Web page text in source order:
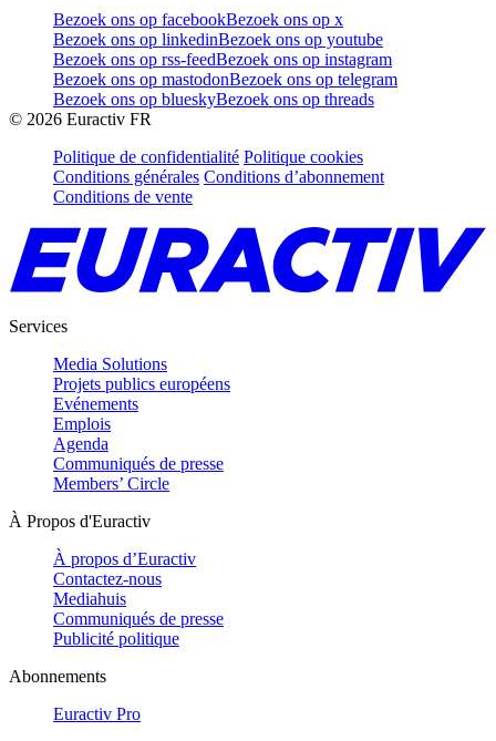
Bezoek ons op facebookBezoek ons op x
Bezoek ons op linkedinBezoek ons op youtube
Bezoek ons op rss-feedBezoek ons op instagram
Bezoek ons op mastodonBezoek ons op telegram
Bezoek ons op blueskyBezoek ons op threads
© 2026 Euractiv FR
Politique de confidentialité Politique cookies
Conditions générales Conditions d’abonnement
Conditions de vente
Services
Media Solutions
Projets publics européens
Evénements
Emplois
Agenda
Communiqués de presse
Members’ Circle
À Propos d'Euractiv
À propos d’Euractiv
Contactez-nous
Mediahuis
Communiqués de presse
Publicité politique
Abonnements
Euractiv Pro